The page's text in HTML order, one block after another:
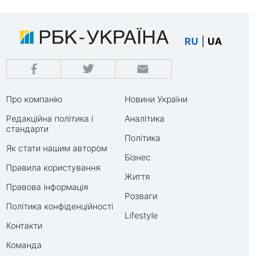
RU UA
Про компанію
Редакційна політика і
стандарти
Як стати нашим автором
Правила користування
Правова інформація
Політика конфіденційності
Контакти
Команда
Новини України
Аналітика
Політика
Бізнес
Життя
Розваги
Lifestyle